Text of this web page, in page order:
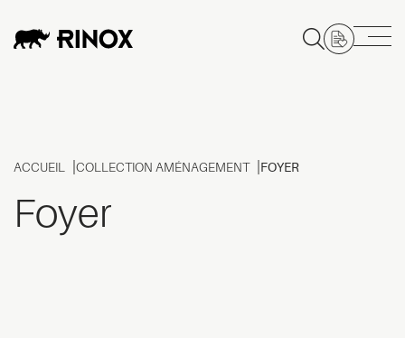
ACCUEIL COLLECTION AMÉNAGEMENT FOYER
Foyer